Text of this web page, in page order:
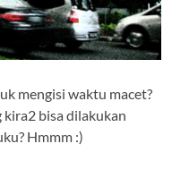
mengisi waktu macet?
kira2 bisa dilakukan
Hmmm :)